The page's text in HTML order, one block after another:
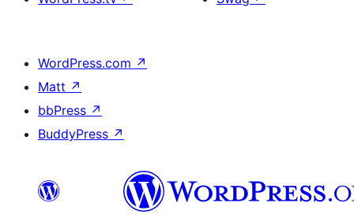
WordPress.com ↗
Matt ↗
bbPress ↗
BuddyPress ↗